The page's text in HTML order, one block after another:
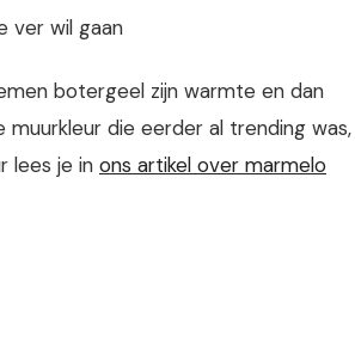
ver wil gaan
botergeel zijn warmte en dan
die eerder al trending was,
lees je in ons artikel over marmelo